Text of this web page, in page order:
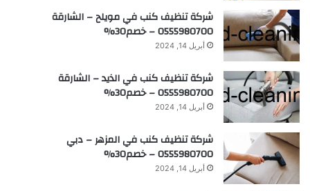
شركة تنظيف كنب في مويلح – الشارقة
0555980700 – خصم30%
أبريل 14, 2024
شركة تنظيف كنب في الذيد – الشارقة
0555980700 – خصم30%
أبريل 14, 2024
شركة تنظيف كنب في المزهر – دبي
0555980700 – خصم30%
أبريل 14, 2024